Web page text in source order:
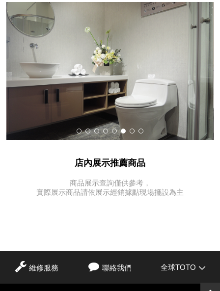
店內展示推薦商品
商品展示查詢僅供參考，
實際展示商品請依展示經銷據點現場擺設為主
維修服務 聯絡我們 全球TOTO